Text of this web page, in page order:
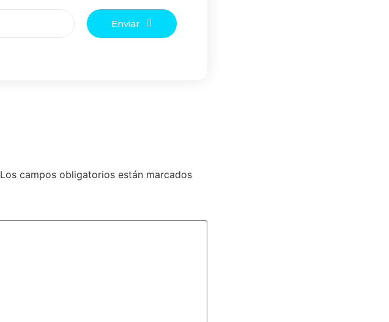
Enviar
Los campos obligatorios están marcados